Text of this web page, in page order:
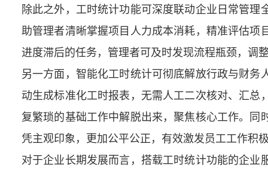
除此之外，工时统计功能可深度联动企业日常管
助管理者清晰掌握项目人力成本消耗，精准评估
进度滞后的任务，管理者可及时发现流程瓶颈，调
另一方面，智能化工时统计可彻底解放行政与财
动生成标准化工时报表，无需人工二次核对、汇
复繁琐的基础工作中解脱出来，聚焦核心工作。
凭主观印象，更加公平公正，有效激发员工工作积
对于企业长期发展而言，搭载工时统计功能的企